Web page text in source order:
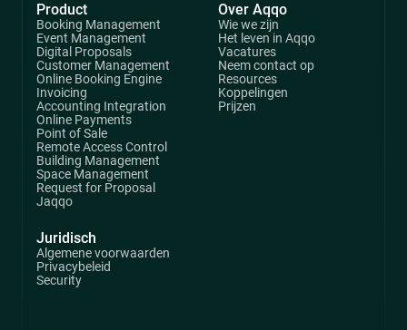
Product
Booking Management
Event Management
Digital Proposals
Customer Management
Online Booking Engine
Invoicing
Accounting Integration
Online Payments
Point of Sale
Remote Access Control
Building Management
Space Management
Request for Proposal
Jaqqo
Over Aqqo
Wie we zijn
Het leven in Aqqo
Vacatures
Neem contact op
Resources
Koppelingen
Prijzen
Juridisch
Algemene voorwaarden
Privacybeleid
Security